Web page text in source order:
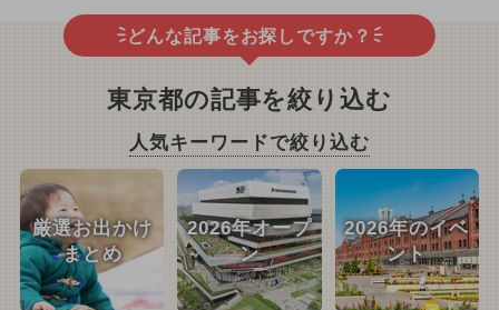
どんな記事をお探しですか？
東京都の記事を絞り込む
人気キーワードで絞り込む
厳選お出かけ
まとめ
2026年オープ
ン
2026年のイベ
ント